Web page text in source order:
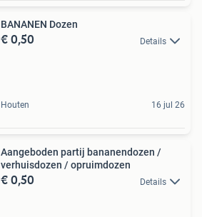
BANANEN Dozen
€ 0,50 Details
Houten 16 jul 26
Aangeboden partij bananendozen /
verhuisdozen / opruimdozen
€ 0,50 Details